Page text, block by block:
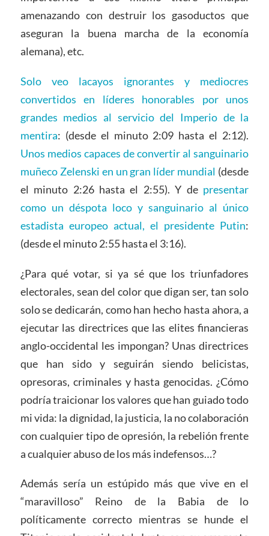
amenazando con destruir los gasoductos que
aseguran la buena marcha de la economía
alemana), etc.
Solo veo lacayos ignorantes y mediocres
convertidos en líderes honorables por unos
grandes medios al servicio del Imperio de la
mentira: (desde el minuto 2:09 hasta el 2:12).
Unos medios capaces de convertir al sanguinario
muñeco Zelenski en un gran líder mundial (desde
el minuto 2:26 hasta el 2:55). Y de presentar
como un déspota loco y sanguinario al único
estadista europeo actual, el presidente Putin:
(desde el minuto 2:55 hasta el 3:16).
¿Para qué votar, si ya sé que los triunfadores
electorales, sean del color que digan ser, tan solo
solo se dedicarán, como han hecho hasta ahora, a
ejecutar las directrices que las elites financieras
anglo-occidental les impongan? Unas directrices
que han sido y seguirán siendo belicistas,
opresoras, criminales y hasta genocidas. ¿Cómo
podría traicionar los valores que han guiado todo
mi vida: la dignidad, la justicia, la no colaboración
con cualquier tipo de opresión, la rebelión frente
a cualquier abuso de los más indefensos…?
Además sería un estúpido más que vive en el
“maravilloso” Reino de la Babia de lo
políticamente correcto mientras se hunde el